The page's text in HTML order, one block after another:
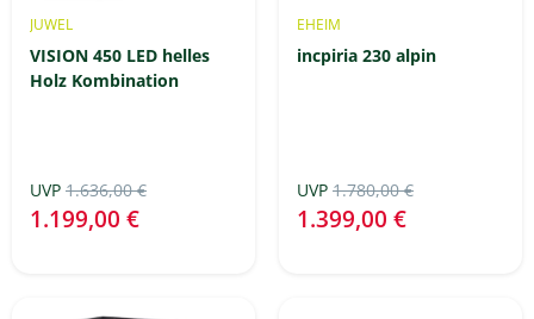
JUWEL
VISION 450 LED helles
Holz Kombination
UVP 1.636,00 €
1.199,00 €
EHEIM
incpiria 230 alpin
UVP 1.780,00 €
1.399,00 €